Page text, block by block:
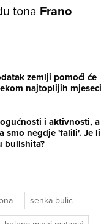
tona Frano
zemlji pomoći će
najtoplijih mjeseci
i aktivnosti, a
smo negdje 'falili'. Je li
bullshita?
senka bulic